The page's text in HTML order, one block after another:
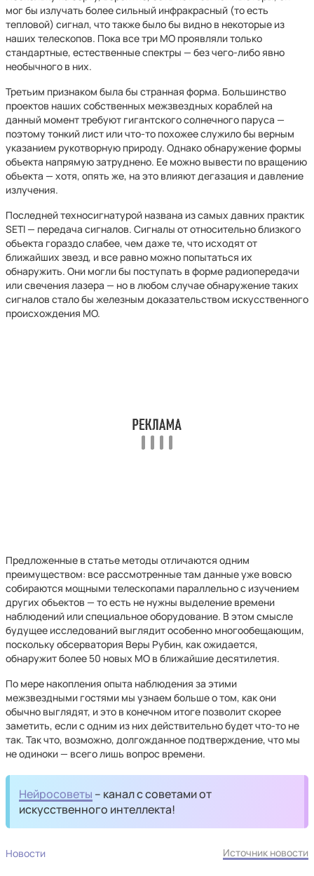
мог бы излучать более сильный инфракрасный (то есть
тепловой) сигнал, что также было бы видно в некоторые из
наших телескопов. Пока все три МО проявляли только
стандартные, естественные спектры — без чего-либо явно
необычного в них.
Третьим признаком была бы странная форма. Большинство
проектов наших собственных межзвездных кораблей на
данный момент требуют гигантского солнечного паруса —
поэтому тонкий лист или что-то похожее служило бы верным
указанием рукотворную природу. Однако обнаружение формы
объекта напрямую затруднено. Ее можно вывести по вращению
объекта — хотя, опять же, на это влияют дегазация и давление
излучения.
Последней техносигнатурой названа из самых давних практик
SETI — передача сигналов. Сигналы от относительно близкого
объекта гораздо слабее, чем даже те, что исходят от
ближайших звезд, и все равно можно попытаться их
обнаружить. Они могли бы поступать в форме радиопередачи
или свечения лазера — но в любом случае обнаружение таких
сигналов стало бы железным доказательством искусственного
происхождения МО.
Предложенные в статье методы отличаются одним
преимуществом: все рассмотренные там данные уже вовсю
собираются мощными телескопами параллельно с изучением
других объектов — то есть не нужны выделение времени
наблюдений или специальное оборудование. В этом смысле
будущее исследований выглядит особенно многообещающим,
поскольку обсерватория Веры Рубин, как ожидается,
обнаружит более 50 новых МО в ближайшие десятилетия.
По мере накопления опыта наблюдения за этими
межзвездными гостями мы узнаем больше о том, как они
обычно выглядят, и это в конечном итоге позволит скорее
заметить, если с одним из них действительно будет что-то не
так. Так что, возможно, долгожданное подтверждение, что мы
не одиноки — всего лишь вопрос времени.
Нейросоветы – канал с советами от
искусственного интеллекта!
Новости Источник новости